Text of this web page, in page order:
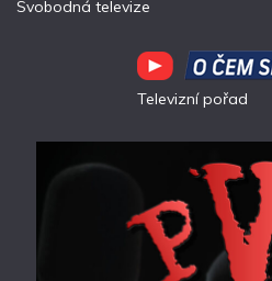
Svobodná televize
Televizní pořad